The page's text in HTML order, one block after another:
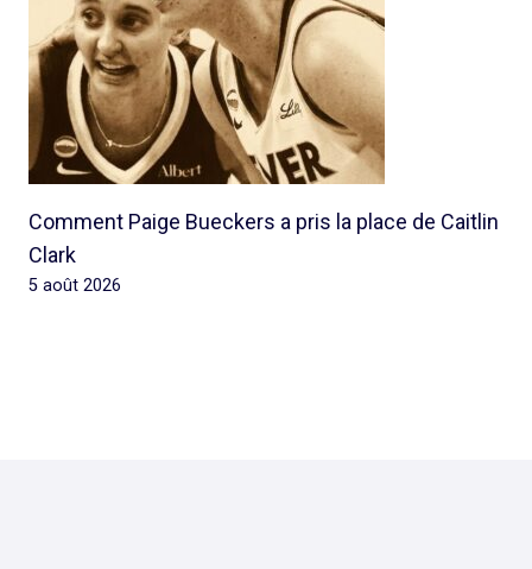
Comment Paige Bueckers a pris la place de Caitlin
Clark
5 août 2026